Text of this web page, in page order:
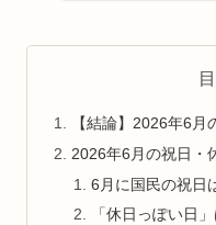
【結論】2026年6月
2026年6月の祝日・
6月に国民の祝日
「休日っぽい日